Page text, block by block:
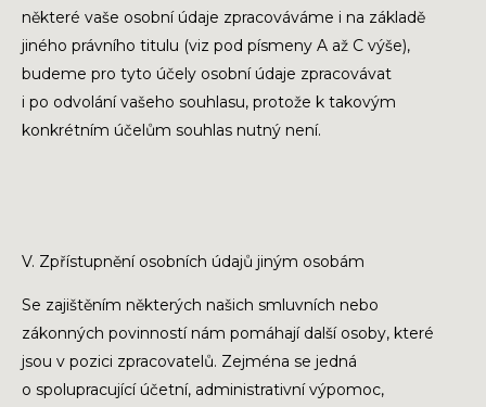
některé vaše osobní údaje zpracováváme i na základě
jiného právního titulu (viz pod písmeny A až C výše),
budeme pro tyto účely osobní údaje zpracovávat
i po odvolání vašeho souhlasu, protože k takovým
konkrétním účelům souhlas nutný není.
V. Zpřístupnění osobních údajů jiným osobám
Se zajištěním některých našich smluvních nebo
zákonných povinností nám pomáhají další osoby, které
jsou v pozici zpracovatelů. Zejména se jedná
o spolupracující účetní, administrativní výpomoc,